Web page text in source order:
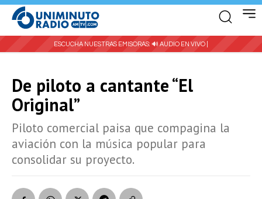
ESCUCHA NUESTRAS EMISORAS: 🔊 AUDIO EN VIVO |
De piloto a cantante “El
Original”
Piloto comercial paisa que compagina la
aviación con la música popular para
consolidar su proyecto.